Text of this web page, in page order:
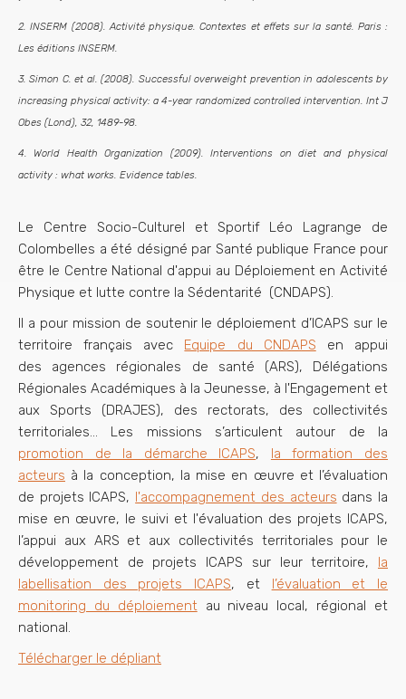
2. INSERM (2008). Activité physique. Contextes et effets sur la santé. Paris :
Les éditions INSERM.
3. Simon C. et al. (2008). Successful overweight prevention in adolescents by
increasing physical activity: a 4-year randomized controlled intervention. Int J
Obes (Lond), 32, 1489-98.
4. World Health Organization (2009). Interventions on diet and physical
activity : what works. Evidence tables.
Le Centre Socio-Culturel et Sportif Léo Lagrange de
Colombelles a été désigné par Santé publique France pour
être le Centre National d'appui au Déploiement en Activité
Physique et lutte contre la Sédentarité (CNDAPS).
Il a pour mission de soutenir le déploiement d’ICAPS sur le
territoire français avec Equipe du CNDAPS en appui
des agences régionales de santé (ARS), Délégations
Régionales Académiques à la Jeunesse, à l'Engagement et
aux Sports (DRAJES), des rectorats, des collectivités
territoriales… Les missions s’articulent autour de la
promotion de la démarche ICAPS,
la formation des
acteurs à la conception, la mise en œuvre et l’évaluation
de projets ICAPS,
l'accompagnement des acteurs dans
la
mise en œuvre, le suivi et l'évaluation des projets ICAPS,
l’appui aux ARS et aux collectivités territoriales pour le
développement de projets ICAPS sur leur territoire,
la
labellisation des projets ICAPS, et
l’évaluation et le
monitoring du déploiementau niveau local, régional et
national.
Télécharger le dépliant